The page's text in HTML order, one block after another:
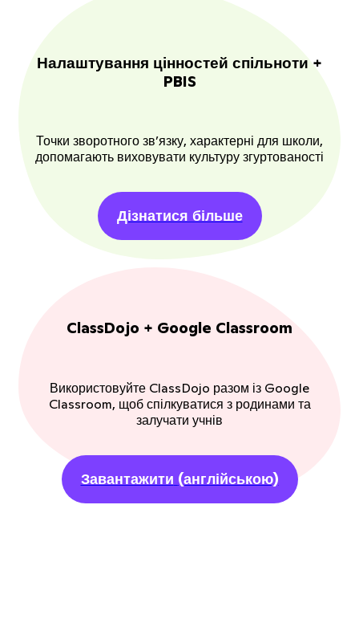
Налаштування цінностей спільноти +
PBIS
Точки зворотного зв’язку, характерні для школи,
допомагають виховувати культуру згуртованості
Дізнатися більше
ClassDojo + Google Classroom
Використовуйте ClassDojo разом із Google
Classroom, щоб спілкуватися з родинами та
залучати учнів
Завантажити (англійською)